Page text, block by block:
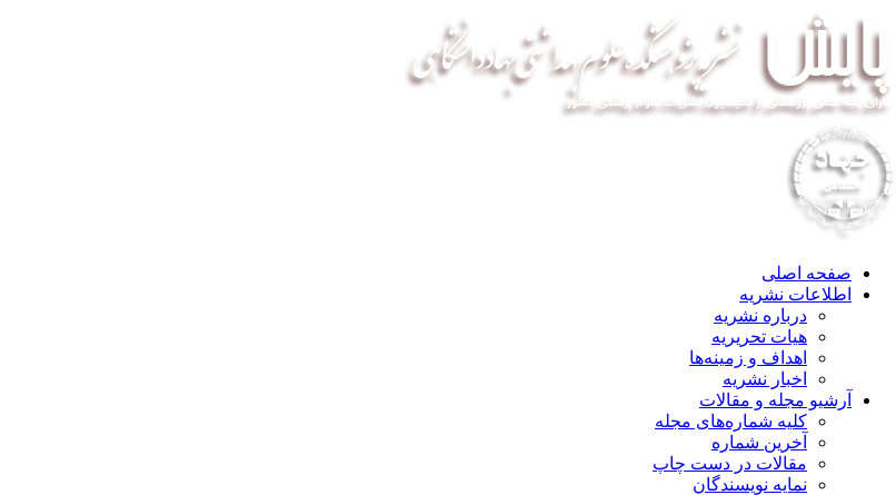
صفحه اصلی
اطلاعات نشریه
درباره نشریه
هیات تحریریه
اهداف و زمینه‌ها
اخبار نشریه
آرشیو مجله و مقالات
کلیه شماره‌های مجله
آخرین شماره
مقالات در دست چاپ
نمایه نویسندگان